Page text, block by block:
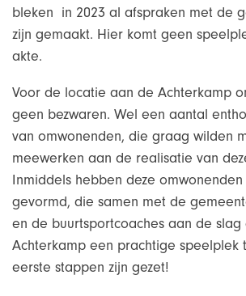
bleken in 2023 al afspraken met de
zijn gemaakt. Hier komt geen
akte.
Voor de locatie aan de Achterkamp
geen bezwaren. Wel een aantal
van omwonenden, die graag wilden
meewerken aan de realisatie van
Inmiddels hebben deze
gevormd, die samen met de
en de buurtsportcoaches aan de
Achterkamp een prachtige speelplek
eerste stappen zijn gezet!